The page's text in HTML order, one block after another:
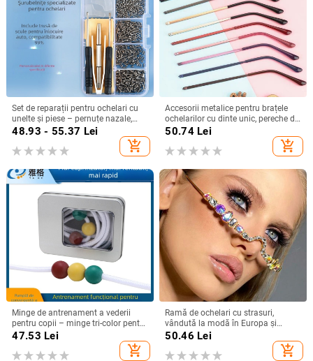
Set de reparații pentru ochelari cu
unelte și piese – pernuțe nazale,
piulițe și șaibe, șuruburi și
șurubelniță pentru ochelari fără
rame
48.93 - 55.37 Lei
add_shopping_cart
Accesorii metalice pentru brațele
ochelarilor cu dinte unic, pereche de
accesorii pentru repararea ramei,
potrivire universală pentru miopie
50.74Lei
add_shopping_cart
Minge de antrenament a vederii
pentru copii – minge tri-color pentru
viziune stereoscopică, utilizare
47.53 Lei
add_shopping_cart
Ramă de ochelari cu strasuri,
vândută la modă în Europa și
America, simplă, fără lentile,
personalitate la modă, celebrități de
internet, decorare a feței, accesorii
50.46 Lei
add_shopping_cart